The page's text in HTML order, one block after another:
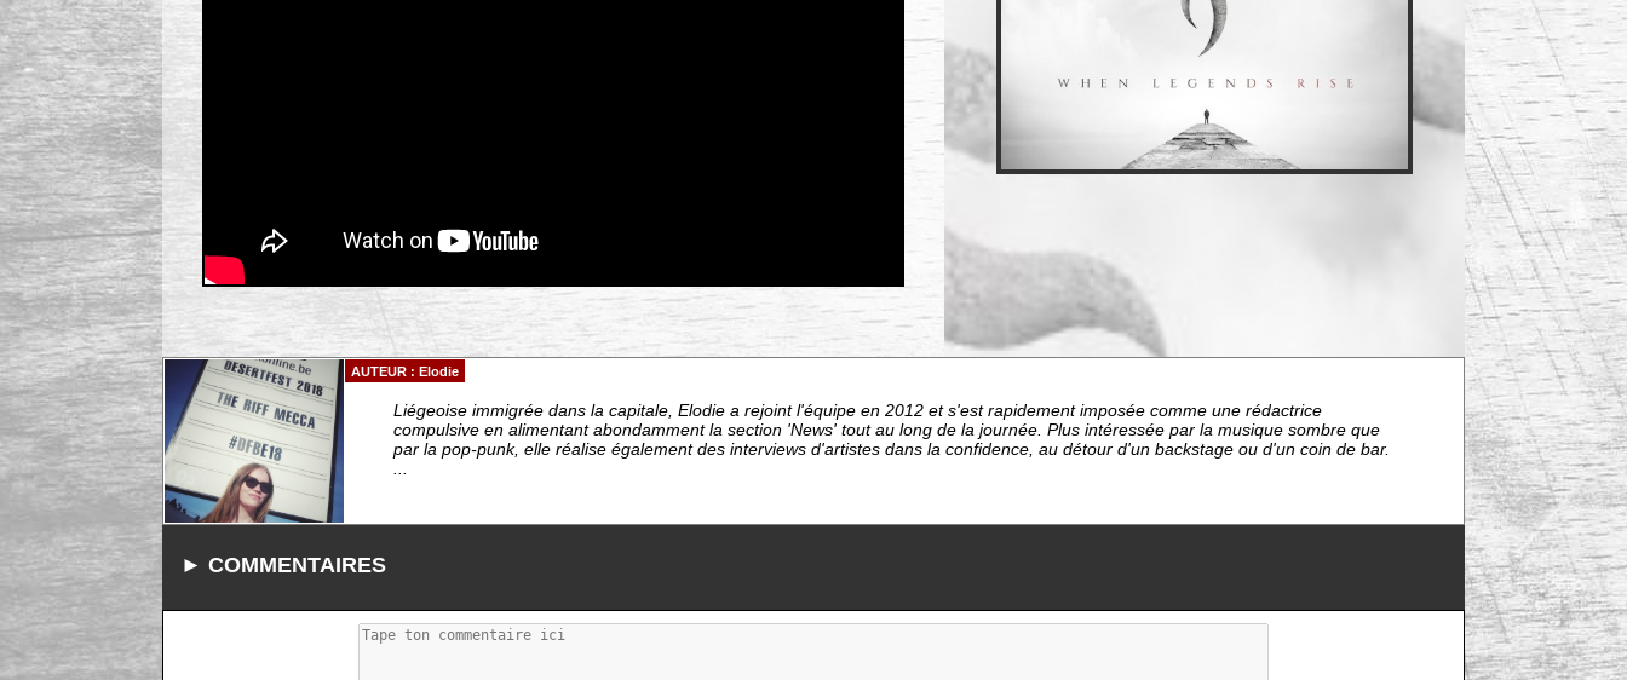
AUTEUR : Elodie
Liégeoise immigrée dans la capitale, Elodie a rejoint l'équipe en 2012 et s'est rapidement imposée comme une rédactrice
compulsive en alimentant abondamment la section 'News' tout au long de la journée. Plus intéressée par la musique sombre que
par la pop-punk, elle réalise également des interviews d'artistes dans la confidence, au détour d'un backstage ou d'un coin de bar.
► COMMENTAIRES